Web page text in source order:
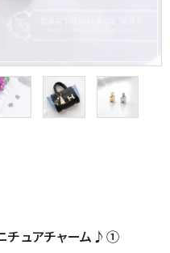
チュアチャーム♪①